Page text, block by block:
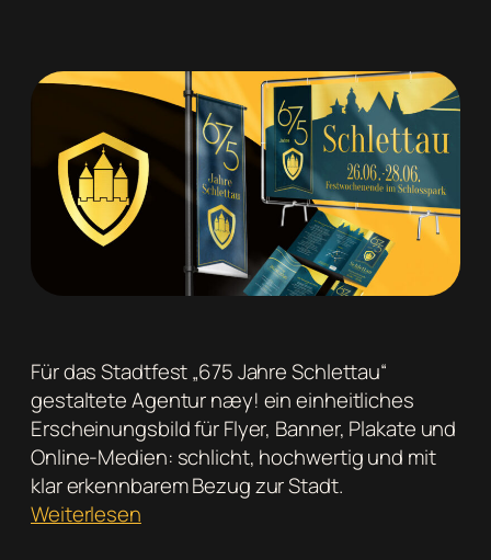
Für das Stadtfest „675 Jahre Schlettau“
gestaltete Agentur næy! ein einheitliches
Erscheinungsbild für Flyer, Banner, Plakate und
Online-Medien: schlicht, hochwertig und mit
klar erkennbarem Bezug zur Stadt.
Weiterlesen: